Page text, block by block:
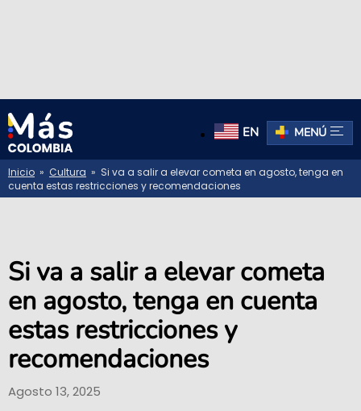
EN MENÚ
Inicio » Cultura » Si va a salir a elevar cometa en agosto, tenga en
cuenta estas restricciones y recomendaciones
Si va a salir a elevar cometa
en agosto, tenga en cuenta
estas restricciones y
recomendaciones
Agosto 13, 2025